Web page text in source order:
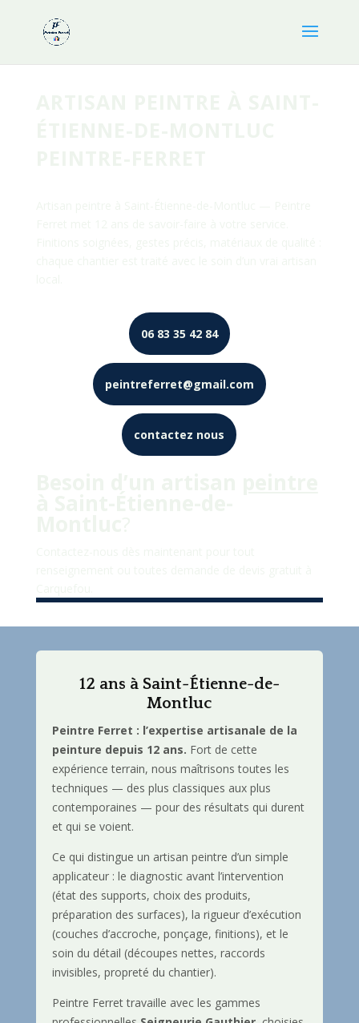
06 83 35 42 84
peintreferret@gmail.com
contactez nous
12 ans à Saint-Étienne-de-
Montluc
Peintre Ferret : l’expertise artisanale de la
peinture depuis 12 ans. Fort de cette
expérience terrain, nous maîtrisons toutes les
techniques — des plus classiques aux plus
contemporaines — pour des résultats qui durent
et qui se voient.
Ce qui distingue un artisan peintre d’un simple
applicateur : le diagnostic avant l’intervention
(état des supports, choix des produits,
préparation des surfaces), la rigueur d’exécution
(couches d’accroche, ponçage, finitions), et le
soin du détail (découpes nettes, raccords
invisibles, propreté du chantier).
Peintre Ferret travaille avec les gammes